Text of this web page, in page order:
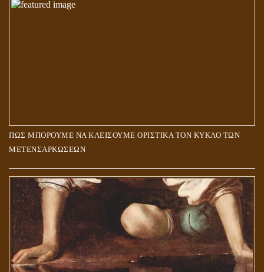
ΠΩΣ ΜΠΟΡΟΥΜΕ ΝΑ ΚΛΕΙΣΟΥΜΕ ΟΡΙΣΤΙΚΑ ΤΟΝ ΚΥΚΛΟ ΤΩΝ
ΜΕΤΕΝΣΑΡΚΩΣΕΩΝ